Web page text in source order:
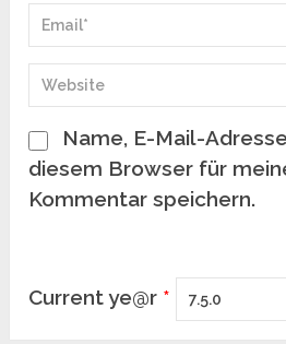
Name, E-Mail-
diesem Browser für
Kommentar speichern.
Current ye@r *